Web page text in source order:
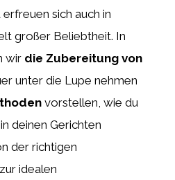
sich auch in
großer Beliebtheit. In
wir die Zubereitung von
unter die Lupe nehmen
vorstellen, wie du
deinen Gerichten
der richtigen
idealen